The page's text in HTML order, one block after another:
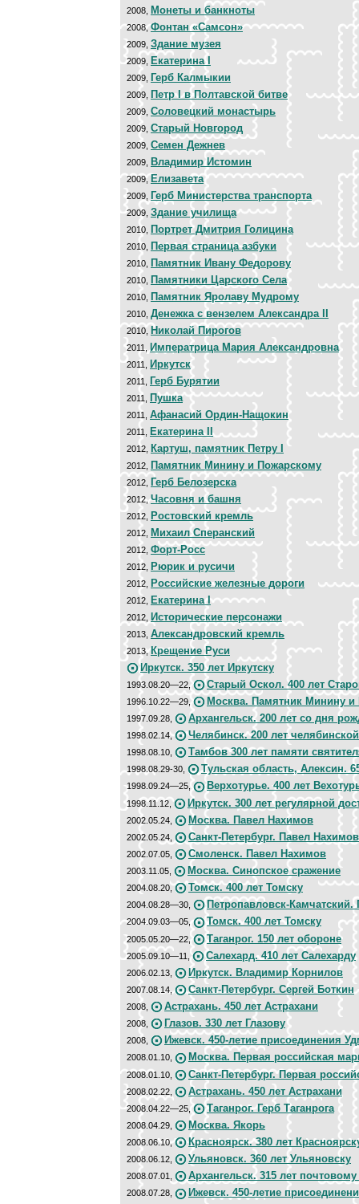
2008, Монеты и банкноты
2008,Фонтан «Самсон»
2009, Здание музея
2009, Екатерина I
2009, Герб Калмыкии
2009, Петр I в Полтавской битве
2009, Соловецкий монастырь
2009, Старый Новгород
2009, Семен Дежнев
2009, Владимир Истомин
2009, Елизавета
2009, Герб Министерства транспорта
2009, Здание училища
2010, Портрет Дмитрия Голицина
2010, Первая страница азбуки
2010, Памятник Ивану Федорову
2010, Памятники Царского Села
2010, Памятник Яролаву Мудрому
2010, Денежка с вензелем Александра II
2010, Николай Пирогов
2011, Императрица Мария Александровна
2011, Иркутск
2011, Герб Бурятии
2011, Пушка
2011, Афанасий Ордин-Нащокин
2011, Екатерина II
2012, Картуш, памятник Петру I
2012, Памятник Минину и Пожарскому
2012, Герб Белозерска
2012,Часовня и башня
2012, Ростовский кремль
2012, Михаил Сперанский
2012, Форт-Росс
2012, Рюрик и русичи
2012, Российские железные дороги
2012, Екатерина I
2012, Исторические персонажи
2013, Александровский кремль
2013,Крещение Руси
Иркутск. 350 лет Иркутску
1993.08.20—22, Старый Оскол. 400 лет
1996.10.22—29, Москва. Памятник Минину и
1997.09.28, Архангельск. 200 лет со дня
1998.02.14, Челябинск. 200 лет
1998.08.10, Тамбов 300 лет памяти
1998.08.29-30, Тульская область, Алексин.
1998.09.24—25, Верхотурье. 400 лет
1998.11.12, Иркутск. 300 лет регулярной
2002.05.24, Москва. Павел Нахимов
2002.05.24, Санкт-Петербург. Павел Нахимов
2002.07.05, Смоленск. Павел Нахимов
2003.11.05, Москва. Синопское сражение
2004.08.20, Томск. 400 лет Томску
2004.08.28—30, Петропавловск-
2004.09.03—05, Томск. 400 лет Томску
2005.05.20—22, Таганрог. 150 лет обороне
2005.09.10—11, Салехард. 410 лет Салехарду
2006.02.13, Иркутск. Владимир Корнилов
2007.08.14, Санкт-Петербург. Сергей Боткин
2008, Астрахань. 450 лет Астрахани
2008, Глазов. 330 лет Глазову
2008, Ижевск. 450-летие присоединения
2008.01.10, Москва. Первая российская
2008.01.10, Санкт-Петербург. Первая
2008.02.22, Астрахань. 450 лет Астрахани
2008.04.22—25, Таганрог. Герб Таганрога
2008.04.29, Москва. Якорь
2008.06.10, Красноярск. 380 лет
2008.06.12, Ульяновск. 360 лет Ульяновску
2008.07.01, Архангельск. 315 лет почтовому
2008.07.28, Ижевск. 450-летие